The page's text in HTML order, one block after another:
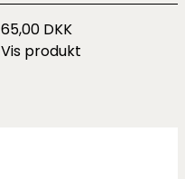
65,00 DKK
Vis produkt